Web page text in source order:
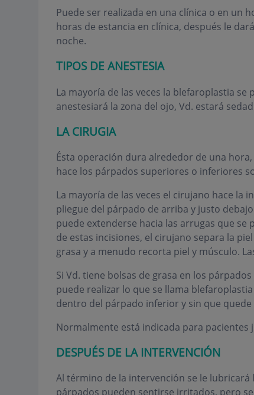
Puede ser realizada en una clínica o en un
horas de estancia en clínica, después le
noche.
TIPOS DE ANESTESIA
La mayoría de las veces la blefaroplastia se
anestesiará la zona del ojo, Vd. estará
LA CIRUGIA
Ésta operación dura alrededor de una
hace los párpados superiores o inferiores
La mayoría de las veces el cirujano hace la
pliegue del párpado de arriba y justo
puede extenderse hacia las arrugas que
de estas incisiones, el cirujano separa la
grasa y a menudo recorta piel y músculo.
Si Vd. tiene bolsas de grasa en los
puede realizar lo que se llama
dentro del párpado inferior y sin que quede
Normalmente está indicada para pacientes
DESPUÉS DE LA INTERVENCIÓN
Al término de la intervención se le lubricará
párpados pueden sentirse irritados, pero